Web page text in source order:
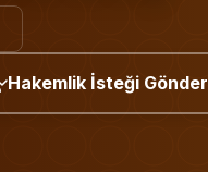
Hakemlik İsteği Gönder